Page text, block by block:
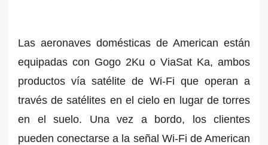
Las aeronaves domésticas de American están
equipadas con Gogo 2Ku o ViaSat Ka, ambos
productos vía satélite de Wi-Fi que operan a
través de satélites en el cielo en lugar de torres
en el suelo. Una vez a bordo, los clientes
pueden conectarse a la señal Wi-Fi de American